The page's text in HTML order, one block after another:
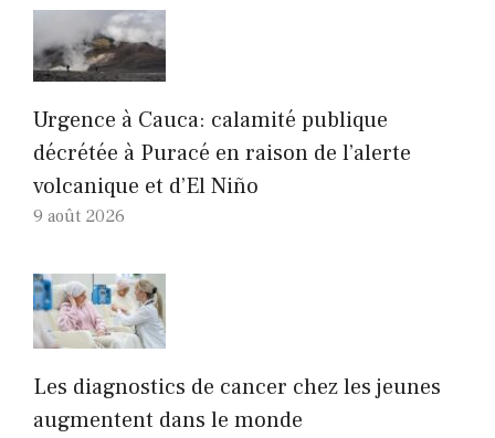
Urgence à Cauca: calamité publique
décrétée à Puracé en raison de l’alerte
volcanique et d’El Niño
9 août 2026
Les diagnostics de cancer chez les jeunes
augmentent dans le monde